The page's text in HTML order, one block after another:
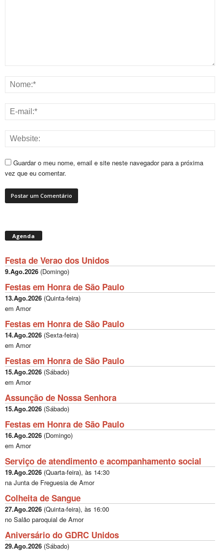
Guardar o meu nome, email e site neste navegador para a próxima
vez que eu comentar.
Agenda
Festa de Verao dos Unidos
9.Ago.2026 (Domingo)
Festas em Honra de São Paulo
13.Ago.2026 (Quinta-feira)
em Amor
Festas em Honra de São Paulo
14.Ago.2026 (Sexta-feira)
em Amor
Festas em Honra de São Paulo
15.Ago.2026 (Sábado)
em Amor
Assunção de Nossa Senhora
15.Ago.2026 (Sábado)
Festas em Honra de São Paulo
16.Ago.2026 (Domingo)
em Amor
Serviço de atendimento e acompanhamento social
19.Ago.2026 (Quarta-feira), às 14:30
na Junta de Freguesia de Amor
Colheita de Sangue
27.Ago.2026 (Quinta-feira), às 16:00
no Salão paroquial de Amor
Aniversário do GDRC Unidos
29.Ago.2026 (Sábado)